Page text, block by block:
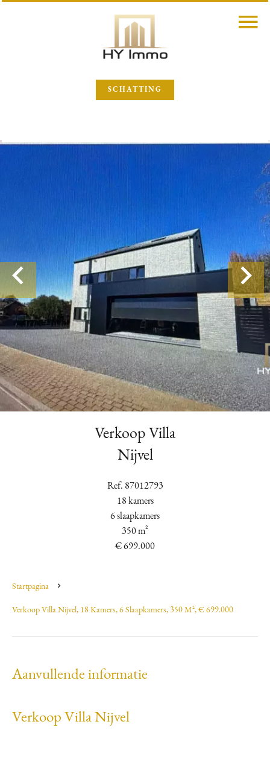
SCHATTING
Verkoop Villa
Nijvel
Ref. 87012793
18 kamers
6 slaapkamers
350 m²
€ 699.000
Startpagina
Verkoop Villa Nijvel, 18 Kamers, 6 Slaapkamers, 350 M², € 699.000
Aanvullende informatie
Verkoop Villa Nijvel